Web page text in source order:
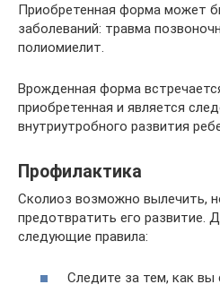
Приобретенная форма может
заболеваний: травма
полиомиелит.
Врожденная форма
приобретенная и является
внутриутробного развития
Профилактика
Сколиоз возможно вылечить,
предотвратить его развитие.
следующие правила:
Следите за тем, как вы